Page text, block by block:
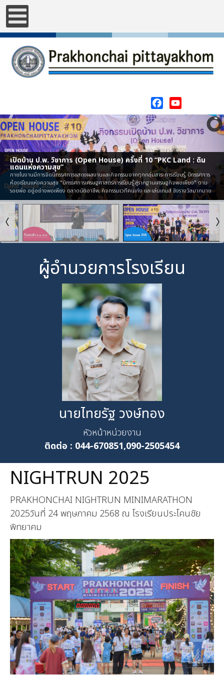
Facebook
YouTube
เปิดบ้าน ป.พ. วิชาการ (Open House) ครั้งที่ 10 “PKC Land : ดิน
แดนแห่งความสุข”
ภายในงานมีการจัดนิทรรศการแสดงผลงานและกิจกรรมจากทุกกลุ่มสาระการเรียนรู้, นิทรรศการ
ห้องเรียนแห่งความสุข "นิทรรศการเศรษฐศาสตร์การเรียนรู้ สู่รากฐานเศรษฐกิจพอเพียง" ตาม
รอยพ่อ อยู่อย่างพอเพียง ตลาดนัดอาชีพ, กิจกรรมเวทีคนเก่ง และเล่นเกมส์ ชิงรางวัลมากมาย
ผู้อำนวยการโรงเรียน
นายไทยรัฐ วงษ์ทอง
หัวหน้าหน่วยงาน
ติดต่อ : 044-670851,090-2505454
NIGHTRUN 2025
PRAKHONCHAI NIGHTRUN MINIMARATHON
2025วันที่ 24 พฤษภาคม 2568 ณ โรงเรียนประโคนชัย
พิทยาคม